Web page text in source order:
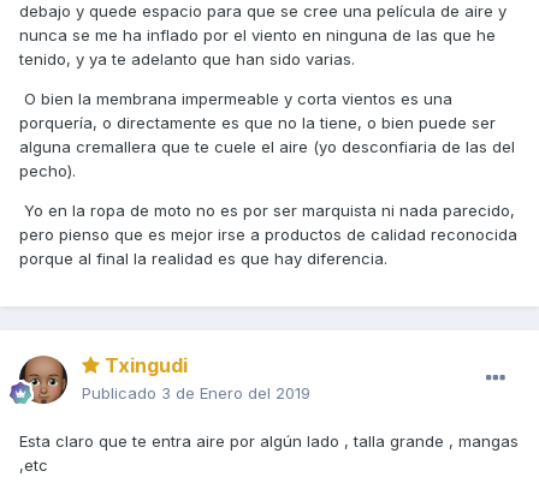
debajo y quede espacio para que se cree una película de aire y
nunca se me ha inflado por el viento en ninguna de las que he
tenido, y ya te adelanto que han sido varias.
O bien la membrana impermeable y corta vientos es una
porquería, o directamente es que no la tiene, o bien puede ser
alguna cremallera que te cuele el aire (yo desconfiaria de las del
pecho).
Yo en la ropa de moto no es por ser marquista ni nada parecido,
pero pienso que es mejor irse a productos de calidad reconocida
porque al final la realidad es que hay diferencia.
Txingudi
Publicado 3 de Enero del 2019
Esta claro que te entra aire por algún lado , talla grande , mangas
,etc